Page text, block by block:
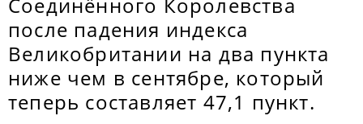
после падения индекса
Великобритании на два пункта
ниже чем в сентябре, который
теперь составляет 47,1 пункт.